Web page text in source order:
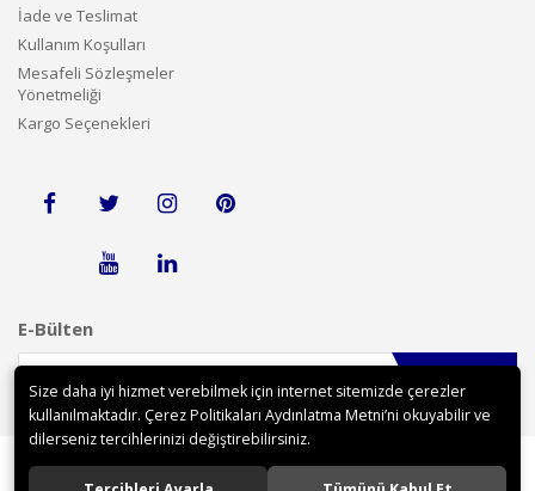
İade ve Teslimat
Kullanım Koşulları
Mesafeli Sözleşmeler
Yönetmeliği
Kargo Seçenekleri
E-Bülten
Size daha iyi hizmet verebilmek için internet sitemizde çerezler
kullanılmaktadır. Çerez Politikaları Aydınlatma Metni’ni okuyabilir ve
dilerseniz tercihlerinizi değiştirebilirsiniz.